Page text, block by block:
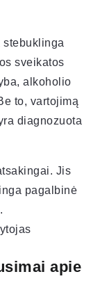
stebuklinga
sveikatos
alkoholio
to, vartojimą
diagnozuota
Jis
pagalbinė
apie